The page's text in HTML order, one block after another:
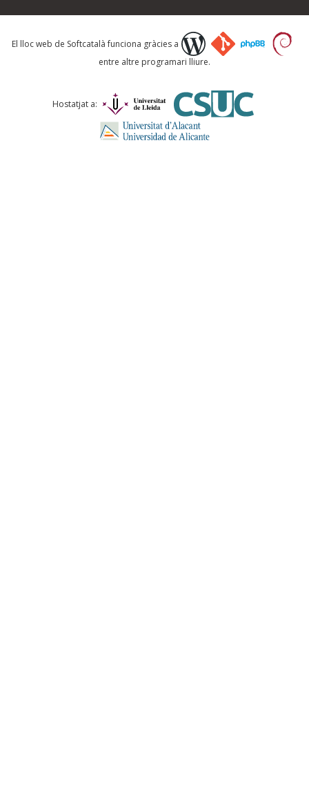
Què proposeu?
Comentari *
El lloc web de Softcatalà funciona gràcies a
entre altre programari lliure.
Hostatjat a: